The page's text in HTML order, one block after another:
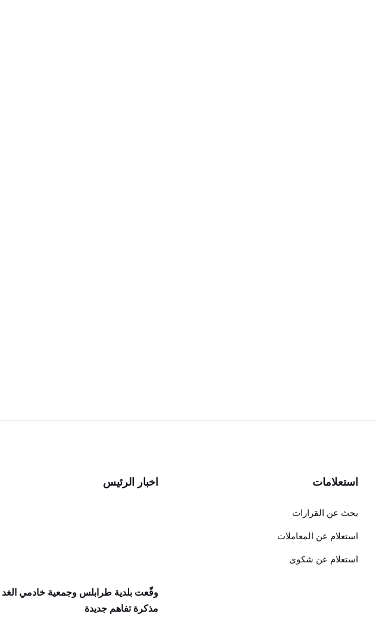
استعلامات
بحث عن القرارات
استعلام عن المعاملات
استعلام عن شكوى
اخبار الرئيس
وقّعت بلدية طرابلس وجمعية خادمي الغد
مذكرة تفاهم جديدة